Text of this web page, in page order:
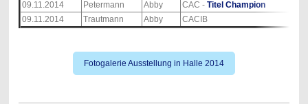
09.11.2014 Petermann Abby CAC - Titel Champion
09.11.2014
Trautmann Abby CACIB
Fotogalerie Ausstellung in Halle 2014